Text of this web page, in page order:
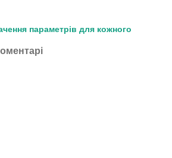
параметрів для кожного